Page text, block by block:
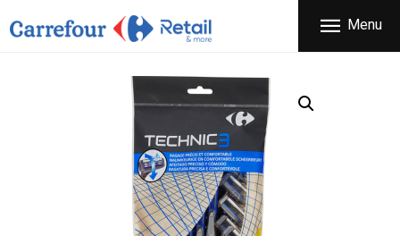
Menu
CARREFOUR
ΕΤΑΙΡΕΙΑ
ΠΡΟΪΟΝΤΑ
ΚΑΤΑΣΤΗΜΑΤΑ
ΠΡΟΣΦΟΡΕΣ
FRANCHISE
ΕΠΙΚΟΙΝΩΝΙΑ